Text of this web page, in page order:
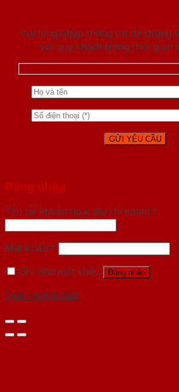
Vui lòng nhập thông tin để chúng
với quý khách trong thời gian
Đăng nhập
Tên tài khoản hoặc địa chỉ email *
Mật khẩu *
Ghi nhớ mật khẩu
Đăng nhập
Quên mật khẩu?